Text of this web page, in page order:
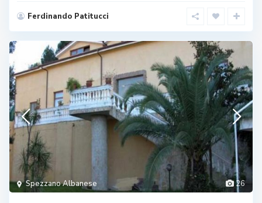
Ferdinando Patitucci
26
Spezzano Albanese